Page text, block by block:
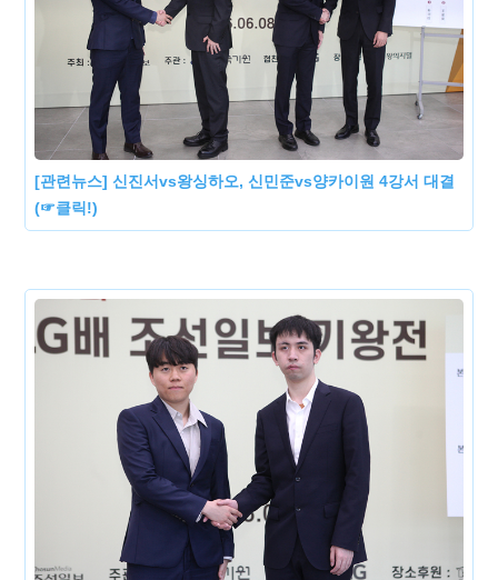
[관련뉴스] 신진서vs왕싱하오, 신민준vs양카이원 4강서 대결
(☞클릭!)